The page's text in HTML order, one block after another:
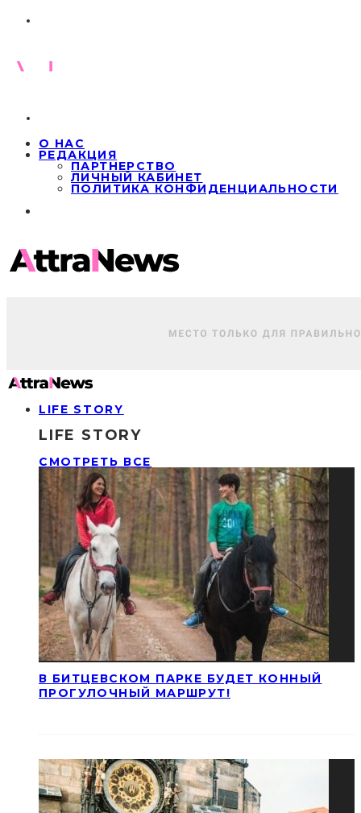
О НАС
РЕДАКЦИЯ
ПАРТНЕРСТВО
ЛИЧНЫЙ КАБИНЕТ
ПОЛИТИКА КОНФИДЕНЦИАЛЬНОСТИ
LIFE STORY
LIFE STORY
СМОТРЕТЬ ВСЕ
В БИТЦЕВСКОМ ПАРКЕ БУДЕТ КОННЫЙ
ПРОГУЛОЧНЫЙ МАРШРУТ!